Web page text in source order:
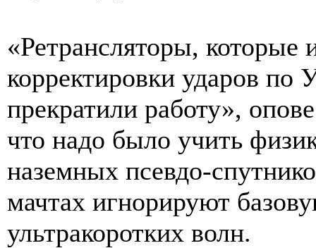
«Ретрансляторы, которые
корректировки ударов по
прекратили работу»,
что надо было учить
наземных псевдо-
мачтах игнорируют
ультракоротких волн.